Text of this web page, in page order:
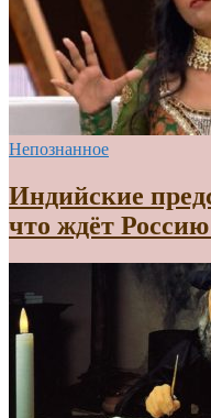
Непознанное
Индийские
что ждёт Россию